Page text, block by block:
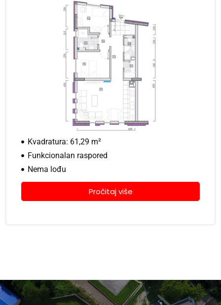
Kvadratura: 61,29 m²
Funkcionalan raspored
Nema lođu
Pročitaj više